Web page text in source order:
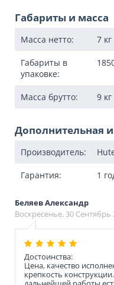
Габариты и масса
Масса нетто: 7 кг
Габариты в
упаковке:
Масса брутто: 9 кг
Дополнительная
Производитель:
Гарантия: 1
Беляев Александр
Воскресенье, 30 Сентябрь
Достоинства:
Цена, качество
крепкость